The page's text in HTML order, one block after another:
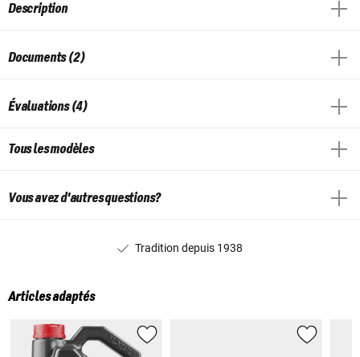
Description
Documents (2)
Évaluations (4)
Tous les modèles
Vous avez d'autres questions?
Tradition depuis 1938
Articles adaptés